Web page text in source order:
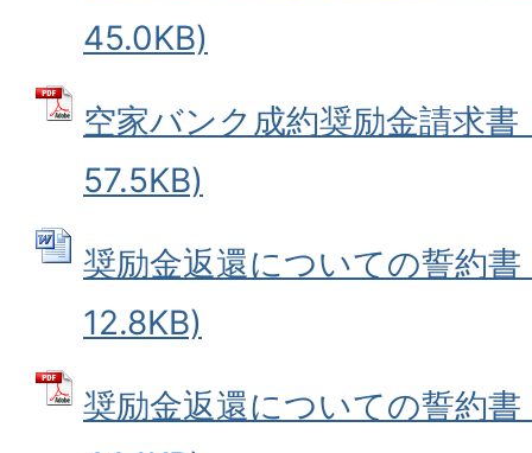
45.0KB)
空家バンク成約奨励金請求
57.5KB)
奨励金返還についての誓約
12.8KB)
奨励金返還についての誓約